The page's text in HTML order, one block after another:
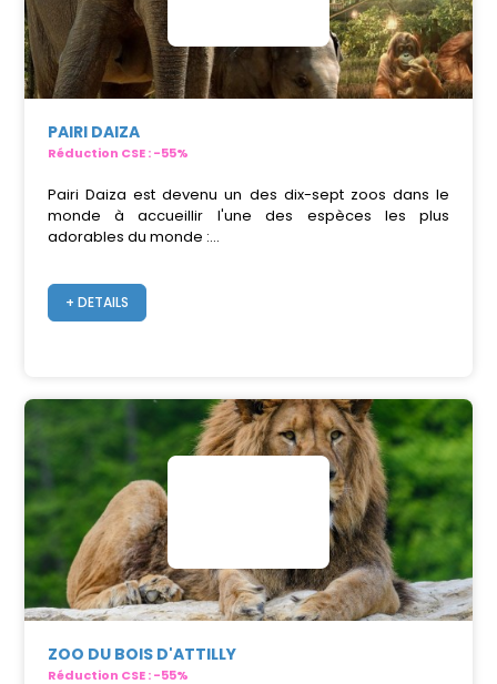
PAIRI DAIZA
Réduction CSE : -55%
Pairi Daiza est devenu un des dix-sept zoos dans le
monde à accueillir l'une des espèces les plus
adorables du monde :...
+ DETAILS
ZOO DU BOIS D'ATTILLY
Réduction CSE : -55%